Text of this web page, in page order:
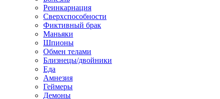
Реинкарнация
Сверхспособности
Фиктивный брак
Маньяки
Шпионы
Обмен телами
Близнецы/двойники
Еда
Амнезия
Геймеры
Демоны